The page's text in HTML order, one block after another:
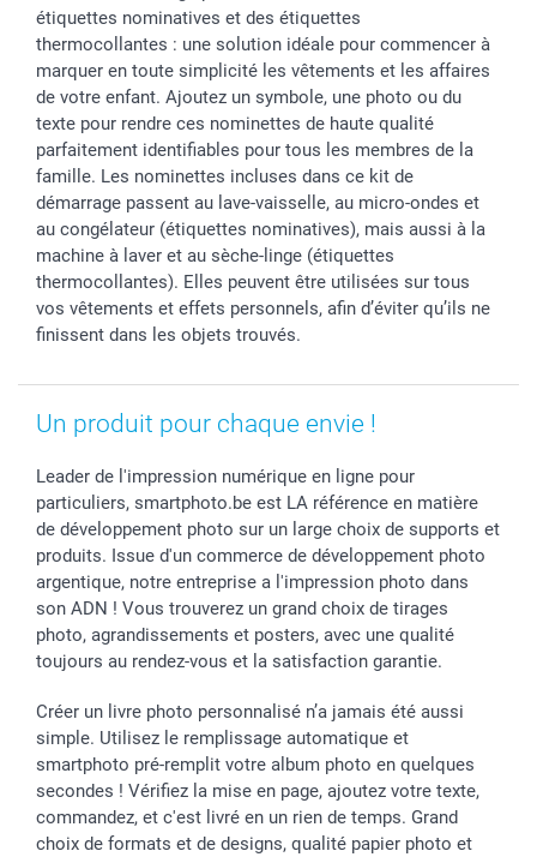
Dénicheur d'idées cadeau
Rentrée des classes
Communion
Saint-Valentin
Vacances
Conditions générales
Vie privée
Gestion des cookies
Tarifs
Investisseurs
Droit de rétractation
Modes de paiement
Modes de livraison
Grandes Quantités
Statut de ma commande
étiquettes nominatives et des étiquettes
thermocollantes : une solution idéale pour commencer à
marquer en toute simplicité les vêtements et les affaires
de votre enfant. Ajoutez un symbole, une photo ou du
texte pour rendre ces nominettes de haute qualité
parfaitement identifiables pour tous les membres de la
famille. Les nominettes incluses dans ce kit de
démarrage passent au lave-vaisselle, au micro-ondes et
au congélateur (étiquettes nominatives), mais aussi à la
machine à laver et au sèche-linge (étiquettes
thermocollantes). Elles peuvent être utilisées sur tous
vos vêtements et effets personnels, afin d’éviter qu’ils ne
finissent dans les objets trouvés.
Un produit pour chaque envie !
Leader de l'impression numérique en ligne pour
particuliers, smartphoto.be est LA référence en matière
de développement photo sur un large choix de supports et
produits. Issue d'un commerce de développement photo
argentique, notre entreprise a l'impression photo dans
son ADN ! Vous trouverez un grand choix de tirages
photo, agrandissements et posters, avec une qualité
toujours au rendez-vous et la satisfaction garantie.
Créer un livre photo personnalisé n’a jamais été aussi
simple. Utilisez le remplissage automatique et
smartphoto pré-remplit votre album photo en quelques
secondes ! Vérifiez la mise en page, ajoutez votre texte,
commandez, et c'est livré en un rien de temps. Grand
choix de formats et de designs, qualité papier photo et